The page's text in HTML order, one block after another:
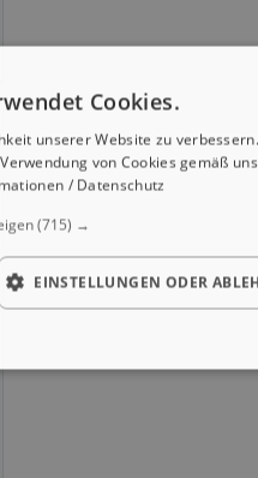
Cookies.
unserer Website zu
von Cookies gemäß
/ Datenschutz
(715) →
EINSTELLUNGEN ODER